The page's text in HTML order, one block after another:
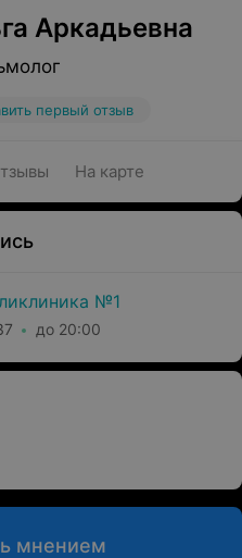
Аркадьевна
первый отзыв
На карте
№1
до 20:00
мнением